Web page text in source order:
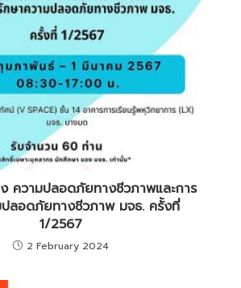
ความปลอดภัยทางชีวภาพและการ
ลอดภัยทางชีวภาพ มจธ. ครั้งที่
1/2567
2 February 2024